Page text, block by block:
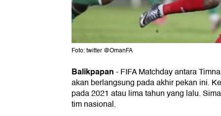
Foto: twitter @OmanFA
Balikpapan-FIFA Matchday antara
akan berlangsung pada akhir pekan ini.
pada 2021 atau lima tahun yang lalu.
tim nasional.